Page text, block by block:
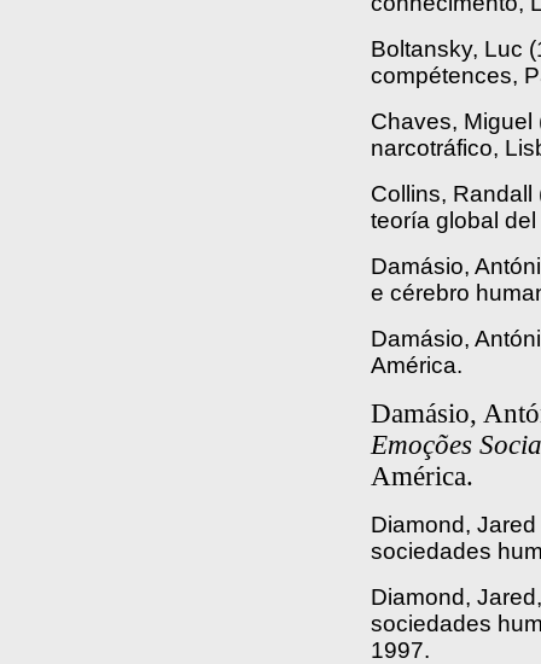
Boltansky, Luc
compétences,
Chaves, Miguel
narcotráfico,
Collins,
teoría global
Damásio,
e cérebro
Damásio,
América.
Damásio,
Emoções
América.
Diamond,
sociedades
Diamond,
sociedades
1997.